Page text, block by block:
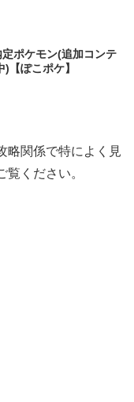
ポケモン(追加コンテ
【ぽこポケ】
略関係で特によく見
ください。